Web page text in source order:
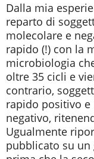
Dalla mia
reparto di
molecolare e
rapido (!) con la
microbiologia
oltre 35 cicli e
contrario,
rapido positivo
negativo,
Ugualmente
pubblicato su un